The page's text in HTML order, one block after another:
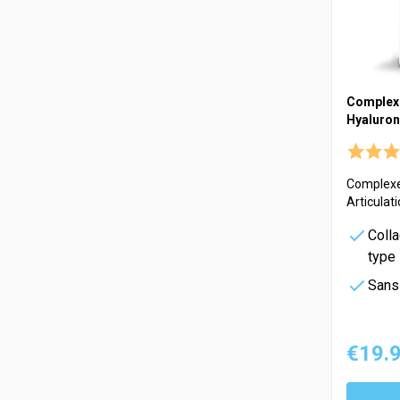
type